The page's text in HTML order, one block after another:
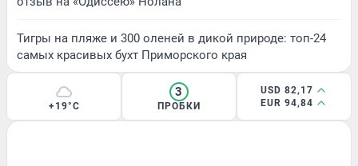
Тигры на пляже и 300 оленей в дикой природе: топ-24
самых красивых бухт Приморского края
+19°C
3
ПРОБКИ
USD 82,17
EUR 94,84